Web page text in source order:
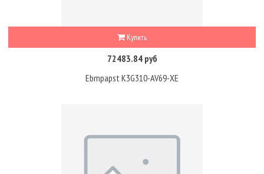
Купить
72483.84 руб
Ebmpapst K3G310-AV69-XE